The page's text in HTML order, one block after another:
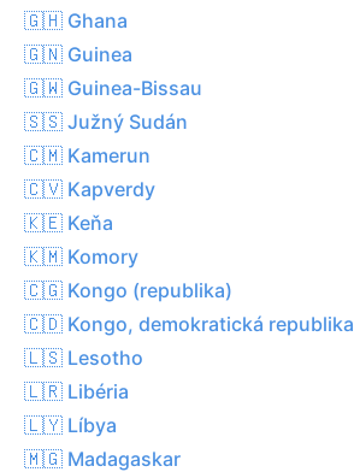
🇬🇭 Ghana
🇬🇳 Guinea
🇬🇼 Guinea-Bissau
🇸🇸 Južný Sudán
🇨🇲 Kamerun
🇨🇻 Kapverdy
🇰🇪 Keňa
🇰🇲 Komory
🇨🇬 Kongo (republika)
🇨🇩 Kongo, demokratická republika
🇱🇸 Lesotho
🇱🇷 Libéria
🇱🇾 Líbya
🇲🇬 Madagaskar